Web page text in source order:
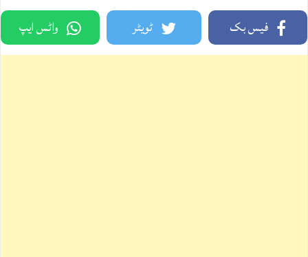
فیس بک ٹویٹر واٹس ایپ